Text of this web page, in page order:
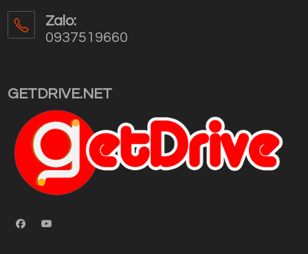
in
your
Zalo:
0937519660
application
GETDRIVE.NET